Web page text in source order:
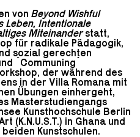
vonBeyond Wishful
Leben, Intentionale
Miteinanderstatt,
für radikale Pädagogik,
sozial gerechten
´Communing`
der während des
in der Villa Romana mit
Übungen einhergeht,
Masterstudiengangs
Kunsthochschule Berlin
(K.N.U.S.T.) in Ghana und
Kunstschulen.